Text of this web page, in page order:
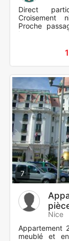
Direct
Croisement
Proche
large et
7
Nice
Appartement
meublé et